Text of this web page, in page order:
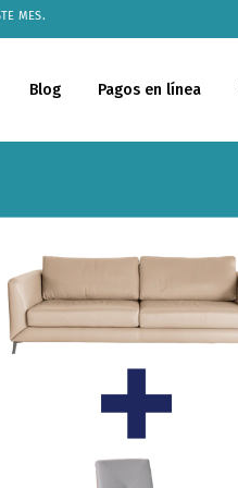
MES.
Blog Pagos en línea